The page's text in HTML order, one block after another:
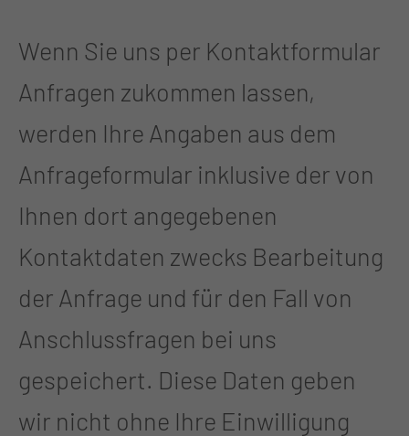
Wenn Sie uns per Kontaktformular
Anfragen zukommen lassen,
werden Ihre Angaben aus dem
Anfrageformular inklusive der von
Ihnen dort angegebenen
Kontaktdaten zwecks Bearbeitung
der Anfrage und für den Fall von
Anschlussfragen bei uns
gespeichert. Diese Daten geben
wir nicht ohne Ihre Einwilligung